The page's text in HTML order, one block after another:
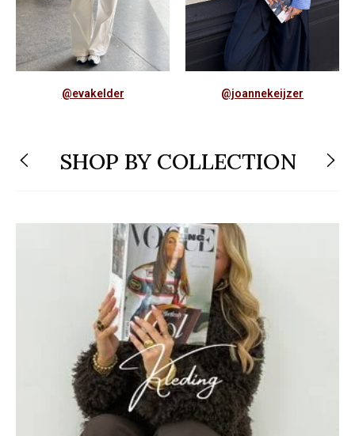
@evakelder @joannekeijzer
SHOP BY COLLECTION